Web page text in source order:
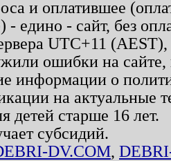
и оплатившее
- едино - сайт, без
UTC+11
ошибки на
информации о
на актуальные
детей старше 16 лет.
субсидий.
DV.COM,